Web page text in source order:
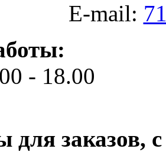
E-mail:
- 18.00
для заказов,